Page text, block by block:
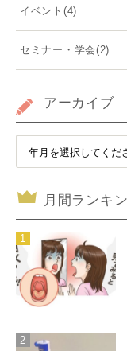
イベント (4)
セミナー・学会(2)
アーカイブ
月間ランキ
1
2